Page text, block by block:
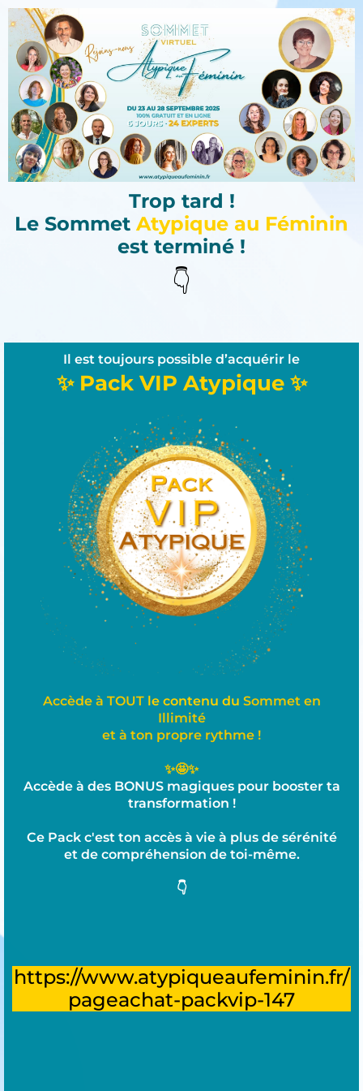
Trop tard !
Le Sommet Atypique au Féminin
est terminé !
👇
Il est toujours possible d’acquérir le
✨ Pack VIP Atypique ✨
Accède à TOUTle contenu du Sommet en
Illimité
et à ton propre rythme !
✨🤩✨
Accède à des BONUS magiques pour booster ta
transformation !
Ce Pack c'est ton accès à vie à plus de sérénité
et de compréhension de toi-même.
👇
https://www.atypiqueaufeminin.fr/
pageachat-packvip-147